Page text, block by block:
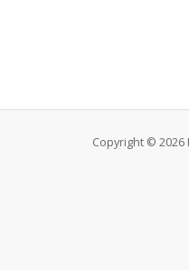
Copyright © 2026